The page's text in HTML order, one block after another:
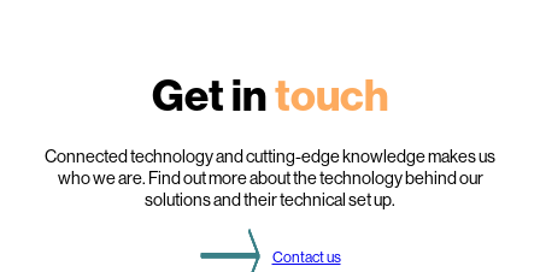
Get intouch
Connected technology and cutting-edge knowledge makes us
who we are. Find out more about the technology behind our
solutions and their technical set up.
Contact us